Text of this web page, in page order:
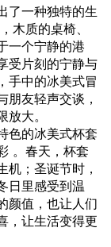
了一种独特的生
木质的桌椅、
一个宁静的港
受片刻的宁静与
手中的冰美式冒
朋友轻声交谈，
大。
色的冰美式杯套
。春天，杯套
机；圣诞节时，
日里感受到温
颜值，也让人们
，让生活变得更